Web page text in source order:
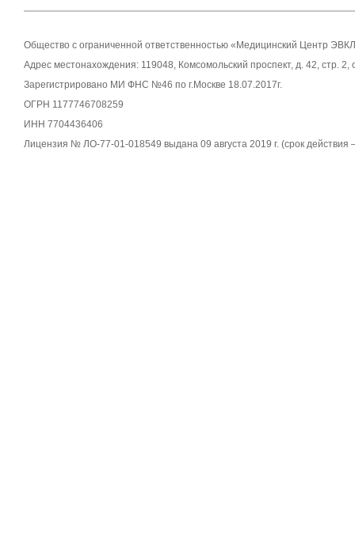
Общество с ограниченной ответственностью «Медицинский Центр
Адрес местонахождения: 119048, Комсомольский проспект, д. 42, стр. 2,
Зарегистрировано МИ ФНС №46 по г.Москве 18.07.2017г.
ОГРН 1177746708259
ИНН 7704436406
Лицензия № ЛО-77-01-018549 выдана 09 августа 2019 г. (срок действия